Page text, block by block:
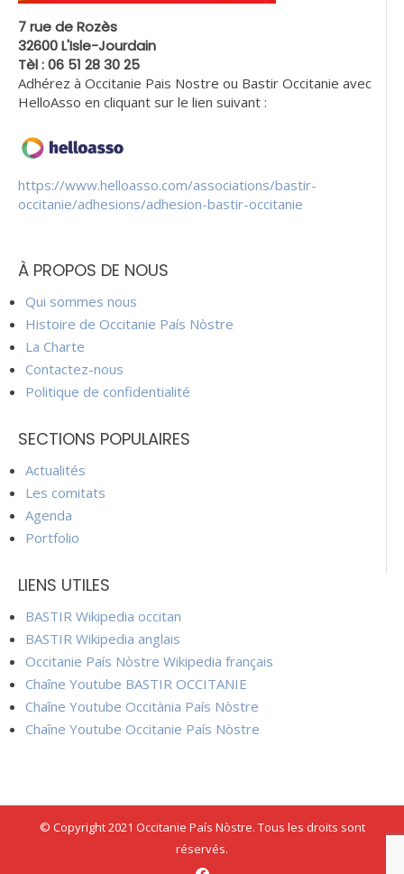
7 rue de Rozès
32600 L'Isle-Jourdain
Tèl : 06 51 28 30 25
Adhérez à Occitanie Pais Nostre ou Bastir Occitanie avec
HelloAsso en cliquant sur le lien suivant :
https://www.helloasso.com/associations/bastir-
occitanie/adhesions/adhesion-bastir-occitanie
À PROPOS DE NOUS
Qui sommes nous
Histoire de Occitanie País Nòstre
La Charte
Contactez-nous
Politique de confidentialité
SECTIONS POPULAIRES
Actualités
Les comitats
Agenda
Portfolio
LIENS UTILES
BASTIR Wikipedia occitan
BASTIR Wikipedia anglais
Occitanie País Nòstre Wikipedia français
Chaîne Youtube BASTIR OCCITANIE
Chaîne Youtube Occitània País Nòstre
Chaîne Youtube Occitanie País Nòstre
© Copyright 2021 Occitanie País Nòstre. Tous les droits sont
réservés.